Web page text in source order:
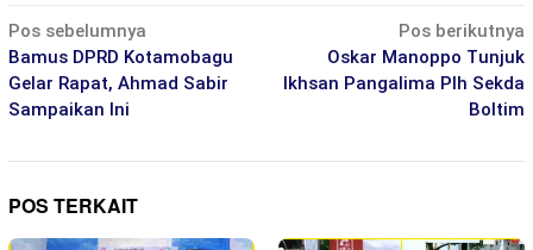
Navigasi
pos
Pos sebelumnya
Bamus DPRD Kotamobagu
Gelar Rapat, Ahmad Sabir
Sampaikan Ini
Pos berikutnya
Oskar Manoppo Tunjuk
Ikhsan Pangalima Plh Sekda
Boltim
POS TERKAIT